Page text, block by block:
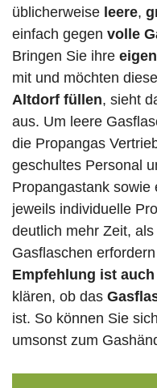
üblicherweise leere,
einfach gegen volle
Bringen Sie ihre
mit und möchten diese
Altdorf füllen, sieht
aus. Um leere
die Propangas
geschultes Personal
Propangastank sowie
jeweils individuelle
deutlich mehr Zeit,
Gasflaschen
Empfehlung ist
klären, ob das
ist. So können Sie
umsonst zum